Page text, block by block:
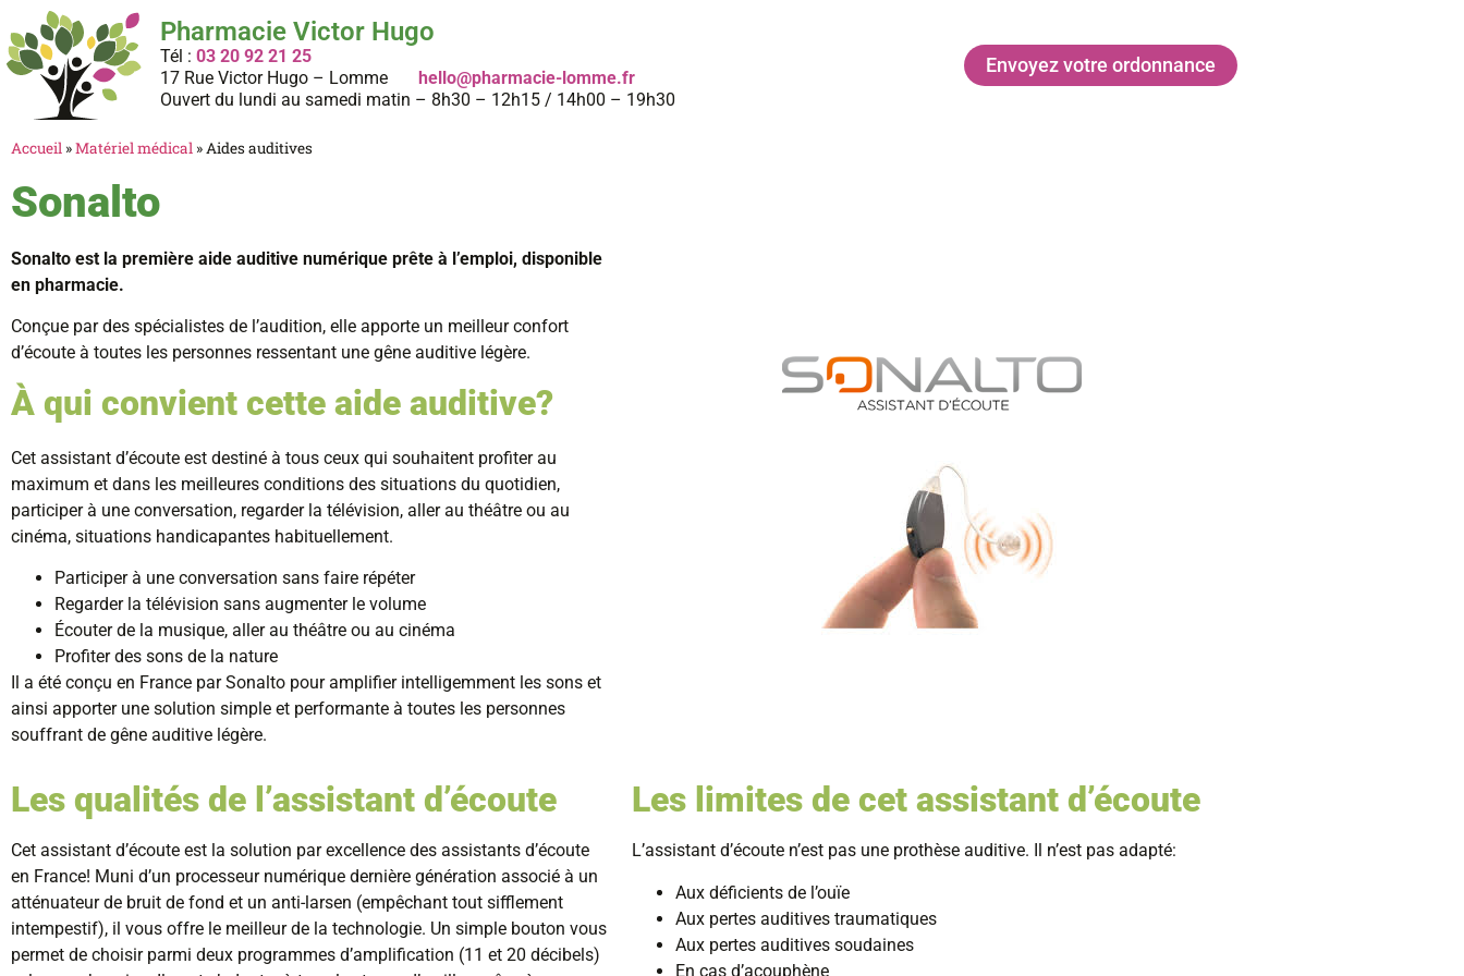
Pharmacie Victor Hugo
Tél : 03 20 92 21 25
17 Rue Victor Hugo – Lomme hello@pharmacie-lomme.fr
Ouvert du lundi au samedi matin – 8h30 – 12h15 / 14h00 – 19h30
Envoyez votre ordonnance
Accueil Services Parapharmacie Matériel médical
Accueil »Matériel médical »Aides auditives
Sonalto
Sonalto est la première aide auditive numérique prête à l’emploi, disponible
en pharmacie.
Conçue par des spécialistes de l’audition, elle apporte un meilleur confort
d’écoute à toutes les personnes ressentant une gêne auditive légère.
À qui convient cette aide auditive?
Cet assistant d’écoute est destiné à tous ceux qui souhaitent profiter au
maximum et dans les meilleures conditions des situations du quotidien,
participer à une conversation, regarder la télévision, aller au théâtre ou au
cinéma, situations handicapantes habituellement.
Participer à une conversation sans faire répéter
Regarder la télévision sans augmenter le volume
Écouter de la musique, aller au théâtre ou au cinéma
Profiter des sons de la nature
Il a été conçu en France par Sonalto pour amplifier intelligemment les sons et
ainsi apporter une solution simple et performante à toutes les personnes
souffrant de gêne auditive légère.
Les qualités de l’assistant d’écoute
Cet assistant d’écoute est la solution par excellence des assistants d’écoute
en France! Muni d’un processeur numérique dernière génération associé à un
atténuateur de bruit de fond et un anti-larsen (empêchant tout sifflement
intempestif), il vous offre le meilleur de la technologie. Un simple bouton vous
permet de choisir parmi deux programmes d’amplification (11 et 20 décibels)
Les limites de cet assistant d’écoute
L’assistant d’écoute n’est pas une prothèse auditive. Il n’est pas adapté:
Aux déficients de l’ouïe
Aux pertes auditives traumatiques
Aux pertes auditives soudaines
En cas d’acouphène